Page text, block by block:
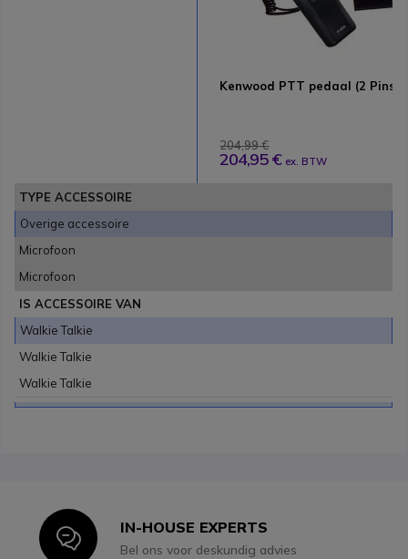
Kenwood PTT pedaal (2 Pins)
204,99 €
204,95 € ex. BTW
TYPE ACCESSOIRE
Overige accessoire
Microfoon
Microfoon
IS ACCESSOIRE VAN
Walkie Talkie
Walkie Talkie
Walkie Talkie
IconIN-HOUSE EXPERTS
Bel ons voor deskundig advies